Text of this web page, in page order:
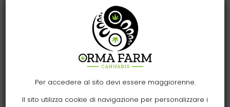
intense e speziate che ricordano i classici sapori che
sorprenderanno con ogni tiro.
Rapporto sul fumo
Fai un viaggio sulla luna e torna sulla terra. Grazie alla sua
psichedelico già dai primi tiri. Gli effetti di Amnesia Z
Autofiorente ti lanciano nello spazio con uno sballo
Per accedere al sito devi essere maggiorenne.
Il sito utilizza cookie di navigazione per personalizzare i